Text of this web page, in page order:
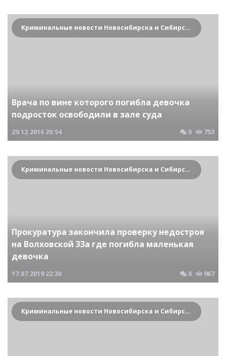
Криминальные новости Новосибирска и Сибирского региона
Врача по вине которого погибла девочка
подросток освободили в зале суда
29.12.2016 20:54 0 753
Криминальные новости Новосибирска и Сибирского региона
Прокуратура закончила проверку недостроя
на Волховской 33а где погибла маленькая
девочка
17.07.2019 22:30 0 967
Криминальные новости Новосибирска и Сибирского региона